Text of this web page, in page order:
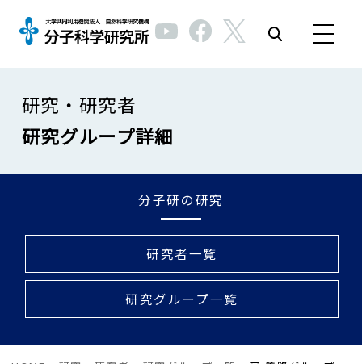
研究・研究者
研究グループ詳細
分子研の研究
研究者一覧
研究グループ一覧